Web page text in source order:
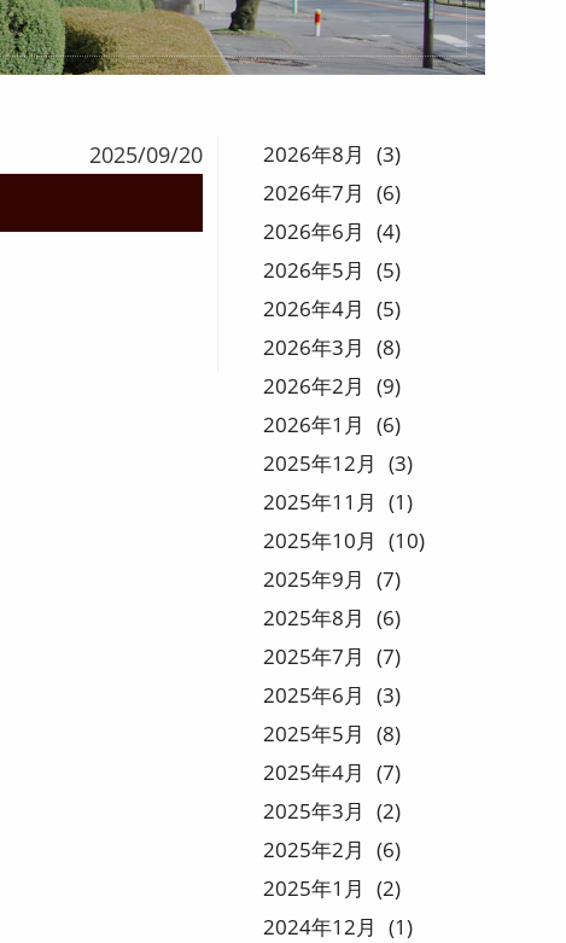
2025/09/20
2026 8
3
2026
7
6
2026
6
4
2026
5
5
2026
4
5
2026
3
8
2026
2
9
2026
1
6
2025
12
3
2025
11
1
2025
10
10
2025
9
7
2025
8
6
2025
7
7
2025
6
3
2025
5
8
2025
4
7
2025
3
2
2025
2
6
2025
1
2
2024
12
1